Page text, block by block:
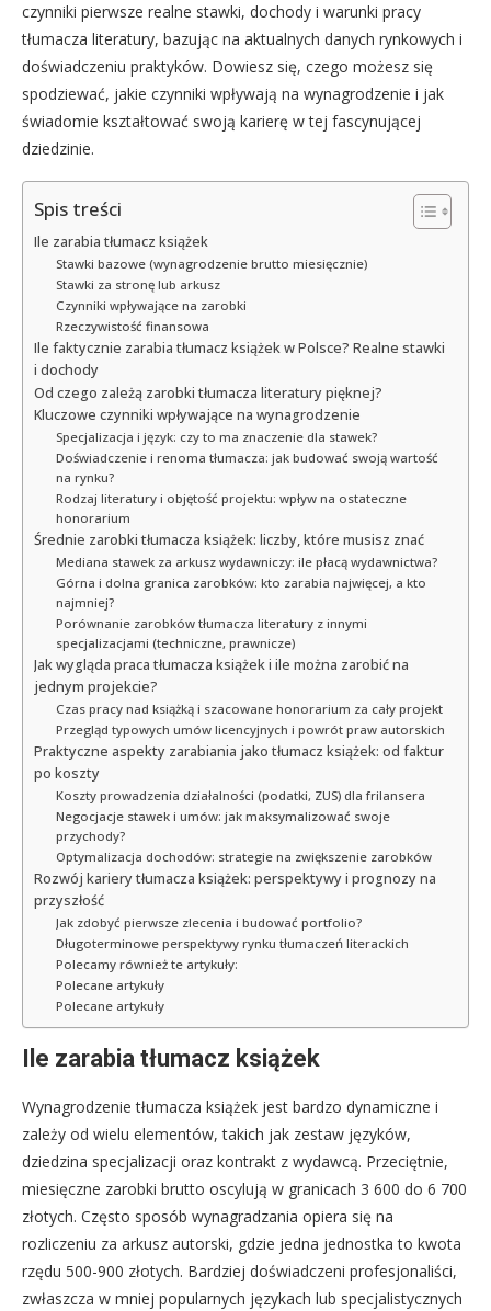
czynniki pierwsze realne stawki, dochody i warunki pracy
tłumacza literatury, bazując na aktualnych danych rynkowych i
doświadczeniu praktyków. Dowiesz się, czego możesz się
spodziewać, jakie czynniki wpływają na wynagrodzenie i jak
świadomie kształtować swoją karierę w tej fascynującej
dziedzinie.
Spis treści
Ile zarabia tłumacz książek
Stawki bazowe (wynagrodzenie brutto miesięcznie)
Stawki za stronę lub arkusz
Czynniki wpływające na zarobki
Rzeczywistość finansowa
Ile faktycznie zarabia tłumacz książek w Polsce? Realne stawki
i dochody
Od czego zależą zarobki tłumacza literatury pięknej?
Kluczowe czynniki wpływające na wynagrodzenie
Specjalizacja i język: czy to ma znaczenie dla stawek?
Doświadczenie i renoma tłumacza: jak budować swoją wartość
na rynku?
Rodzaj literatury i objętość projektu: wpływ na ostateczne
honorarium
Średnie zarobki tłumacza książek: liczby, które musisz znać
Mediana stawek za arkusz wydawniczy: ile płacą wydawnictwa?
Górna i dolna granica zarobków: kto zarabia najwięcej, a kto
najmniej?
Porównanie zarobków tłumacza literatury z innymi
specjalizacjami (techniczne, prawnicze)
Jak wygląda praca tłumacza książek i ile można zarobić na
jednym projekcie?
Czas pracy nad książką i szacowane honorarium za cały projekt
Przegląd typowych umów licencyjnych i powrót praw autorskich
Praktyczne aspekty zarabiania jako tłumacz książek: od faktur
po koszty
Koszty prowadzenia działalności (podatki, ZUS) dla frilansera
Negocjacje stawek i umów: jak maksymalizować swoje
przychody?
Optymalizacja dochodów: strategie na zwiększenie zarobków
Rozwój kariery tłumacza książek: perspektywy i prognozy na
przyszłość
Jak zdobyć pierwsze zlecenia i budować portfolio?
Długoterminowe perspektywy rynku tłumaczeń literackich
Polecamy również te artykuły:
Polecane artykuły
Polecane artykuły
Ile zarabia tłumacz książek
Wynagrodzenie tłumacza książek jest bardzo dynamiczne i
zależy od wielu elementów, takich jak zestaw języków,
dziedzina specjalizacji oraz kontrakt z wydawcą. Przeciętnie,
miesięczne zarobki brutto oscylują w granicach 3 600 do 6 700
złotych. Często sposób wynagradzania opiera się na
rozliczeniu za arkusz autorski, gdzie jedna jednostka to kwota
rzędu 500-900 złotych. Bardziej doświadczeni profesjonaliści,
zwłaszcza w mniej popularnych językach lub specjalistycznych